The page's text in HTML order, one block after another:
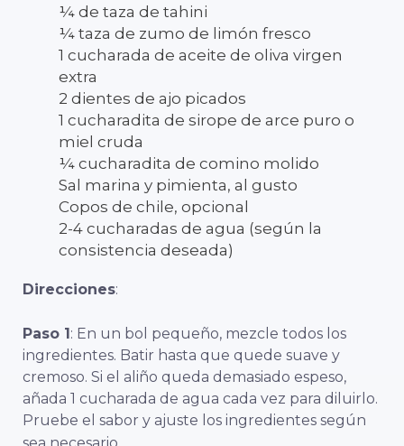
¼ de taza de tahini
¼ taza de zumo de limón fresco
1 cucharada de aceite de oliva virgen
extra
2 dientes de ajo picados
1 cucharadita de sirope de arce puro o
miel cruda
¼ cucharadita de comino molido
Sal marina y pimienta, al gusto
Copos de chile, opcional
2-4 cucharadas de agua (según la
consistencia deseada)
Direcciones:
Paso 1: En un bol pequeño, mezcle todos los
ingredientes. Batir hasta que quede suave y
cremoso. Si el aliño queda demasiado espeso,
añada 1 cucharada de agua cada vez para diluirlo.
Pruebe el sabor y ajuste los ingredientes según
sea necesario.